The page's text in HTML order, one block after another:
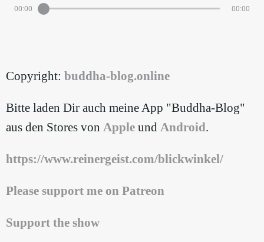
00:00 00:00
Copyright: ⁠buddha-blog.online
Bitte laden Dir auch meine App "Buddha-Blog"
aus den Stores von ⁠Apple⁠ und ⁠Android⁠.
https://www.reinergeist.com/blickwinkel/
⁠Please support me on Patreon
Support the show